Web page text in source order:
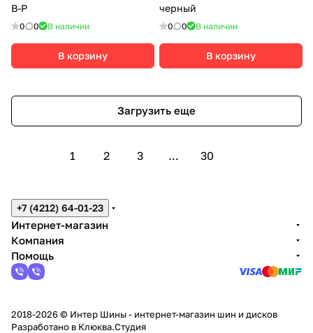
B-P
0 0 В наличии
В корзину
черный
0 0 В наличии
В корзину
Загрузить еще
1 2 3 ... 30
+7 (4212) 64-01-23
Интернет-магазин
Компания
Помощь
2018-2026 © Интер Шины - интернет-магазин шин и дисков
Разработано в Клюква.Студия